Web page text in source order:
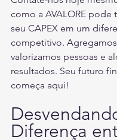
como a AVALORE pode
seu CAPEX em um
competitivo. Agregamos
valorizamos pessoas e
resultados. Seu futuro
começa aqui!
Diferença